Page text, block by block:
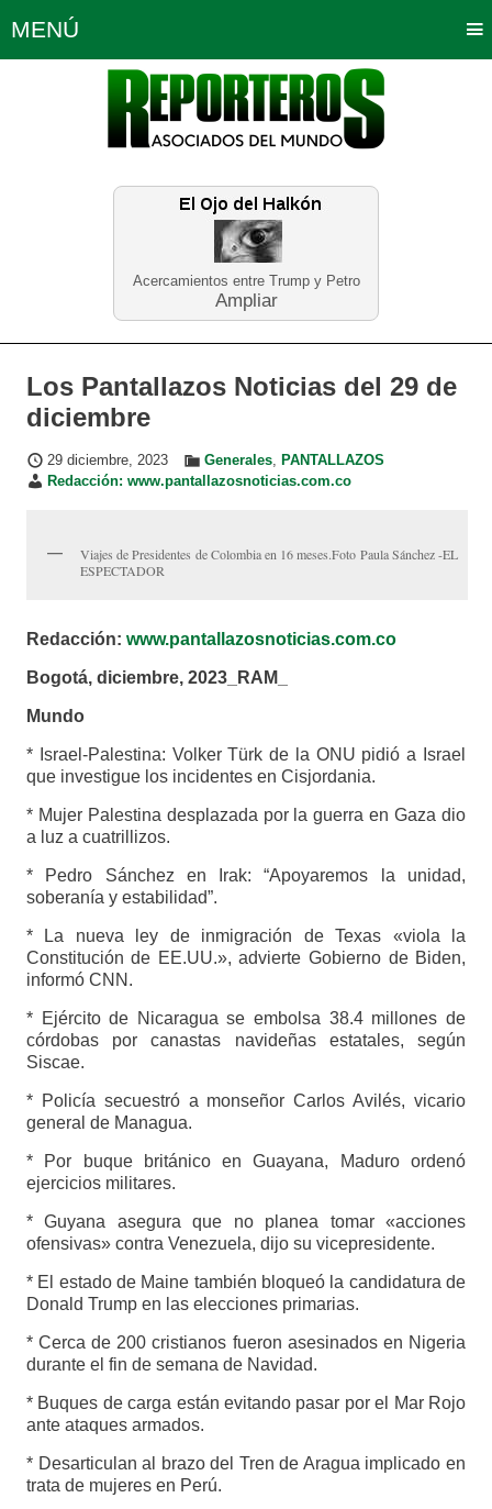
Acercamientos entre Trump y Petro
Ampliar
MENÚ
Política Opinión Bogotá
Planeta Tierra Deportes
Educación Neira
Los Pantallazos Noticias del 29 de
diciembre
29 diciembre, 2023 Generales, PANTALLAZOS
Redacción: www.pantallazosnoticias.com.co
Viajes de Presidentes de Colombia en 16 meses.Foto Paula Sánchez -EL
ESPECTADOR
Redacción: www.pantallazosnoticias.com.co
Bogotá, diciembre, 2023_RAM_
Mundo
* Israel-Palestina: Volker Türk de la ONU pidió a Israel
que investigue los incidentes en Cisjordania.
* Mujer Palestina desplazada por la guerra en Gaza dio
a luz a cuatrillizos.
* Pedro Sánchez en Irak: “Apoyaremos la unidad,
soberanía y estabilidad”.
* La nueva ley de inmigración de Texas «viola la
Constitución de EE.UU.», advierte Gobierno de Biden,
informó CNN.
* Ejército de Nicaragua se embolsa 38.4 millones de
córdobas por canastas navideñas estatales, según
Siscae.
* Policía secuestró a monseñor Carlos Avilés, vicario
general de Managua.
* Por buque británico en Guayana, Maduro ordenó
ejercicios militares.
* Guyana asegura que no planea tomar «acciones
ofensivas» contra Venezuela, dijo su vicepresidente.
* El estado de Maine también bloqueó la candidatura de
Donald Trump en las elecciones primarias.
* Cerca de 200 cristianos fueron asesinados en Nigeria
durante el fin de semana de Navidad.
* Buques de carga están evitando pasar por el Mar Rojo
ante ataques armados.
* Desarticulan al brazo del Tren de Aragua implicado en
trata de mujeres en Perú.